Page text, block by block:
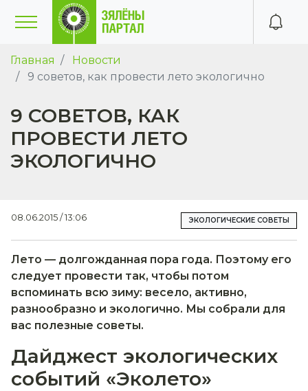
Главная
Новости
9 советов, как провести лето экологично
9 СОВЕТОВ, КАК
ПРОВЕСТИ ЛЕТО
ЭКОЛОГИЧНО
08.06.2015 / 13:06 ЭКОЛОГИЧЕСКИЕ СОВЕТЫ
Лето — долгожданная пора года. Поэтому его
следует провести так, чтобы потом
вспоминать всю зиму: весело, активно,
разнообразно и экологично. Мы собрали для
вас полезные советы.
Дайджест экологических
событий «Эколето»